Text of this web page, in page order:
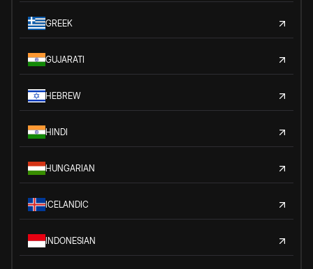
GREEK
GUJARATI
HEBREW
HINDI
HUNGARIAN
ICELANDIC
INDONESIAN